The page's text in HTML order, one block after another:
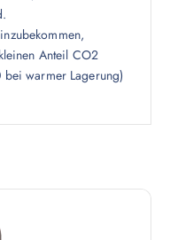
Anteil CO2
warmer Lagerung)